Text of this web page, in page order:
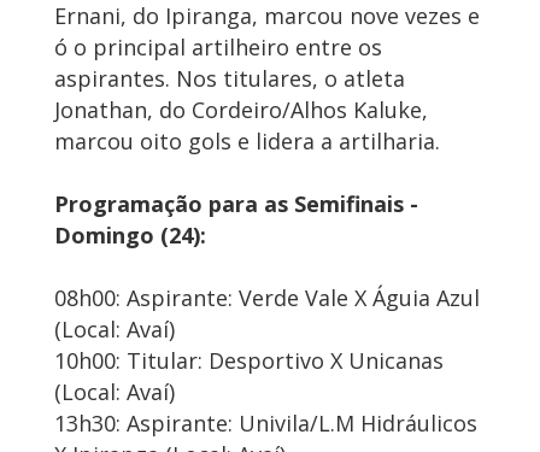
Ernani, do Ipiranga, marcou nove vezes e
ó o principal artilheiro entre os
aspirantes. Nos titulares, o atleta
Jonathan, do Cordeiro/Alhos Kaluke,
marcou oito gols e lidera a artilharia.
Programação para as Semifinais -
Domingo (24):
08h00: Aspirante: Verde Vale X Águia Azul
(Local: Avaí)
10h00: Titular: Desportivo X Unicanas
(Local: Avaí)
13h30: Aspirante: Univila/L.M Hidráulicos